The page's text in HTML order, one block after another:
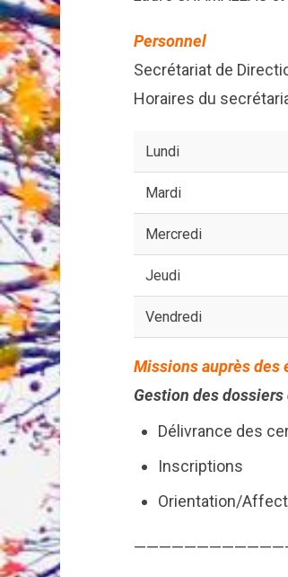
Personnel
Secrétariat de
Horaires du
Lundi
Mardi
Mercredi
Jeudi
Vendredi
Missions auprès des
Gestion des
Délivrance des
Inscriptions
Orientation/